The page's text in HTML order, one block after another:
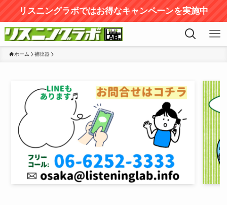
リスニングラボではお得なキャンペーンを実施中
ホーム 補聴器